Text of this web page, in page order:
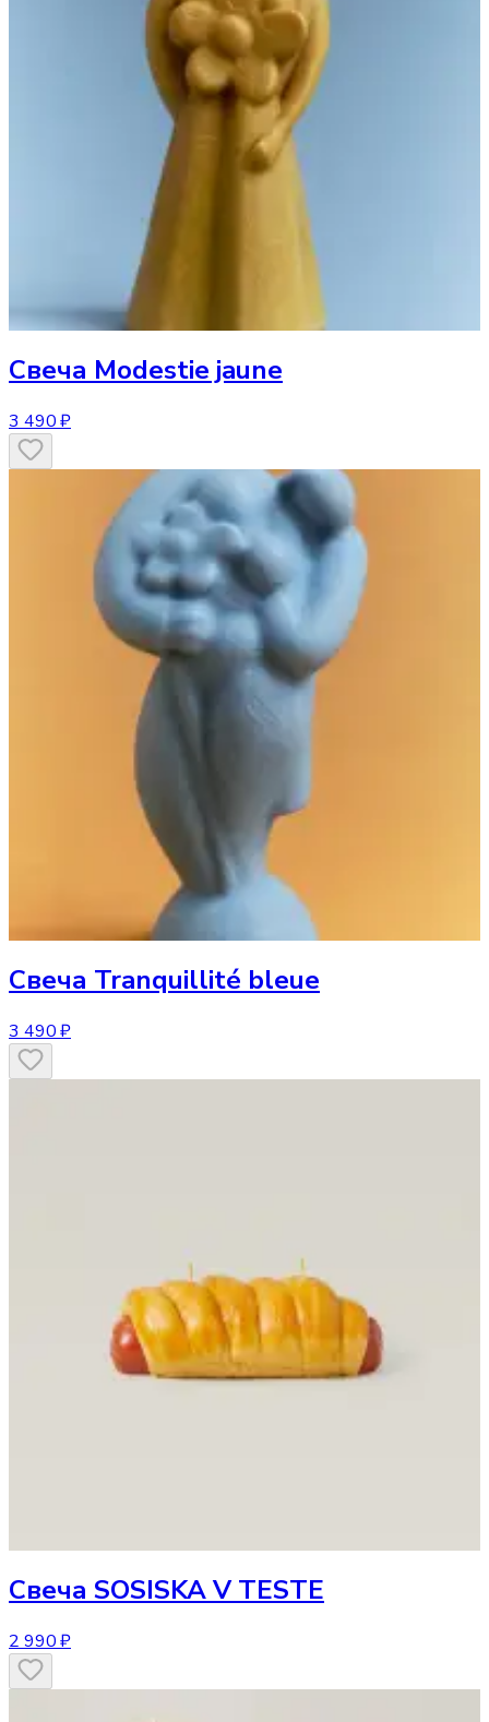
Свеча Modestie jaune
3 490 ₽
Свеча Tranquillité bleue
3 490 ₽
Свеча SOSISKA V TESTE
2 990 ₽